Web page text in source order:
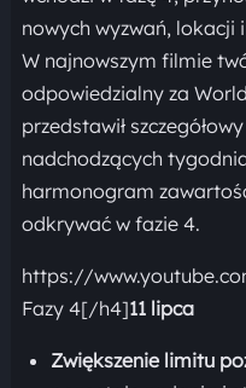
nowych wyzwań, lokacji
W najnowszym filmie
odpowiedzialny za
przedstawił
nadchodzących
harmonogram
odkrywać w fazie 4.
https://
Fazy 4[/h4]11 lipca
Zwiększenie limitu